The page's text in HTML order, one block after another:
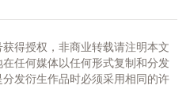
得授权，非商业转载请注明本文
任何媒体以任何形式复制和分发
发衍生作品时必须采用相同的许